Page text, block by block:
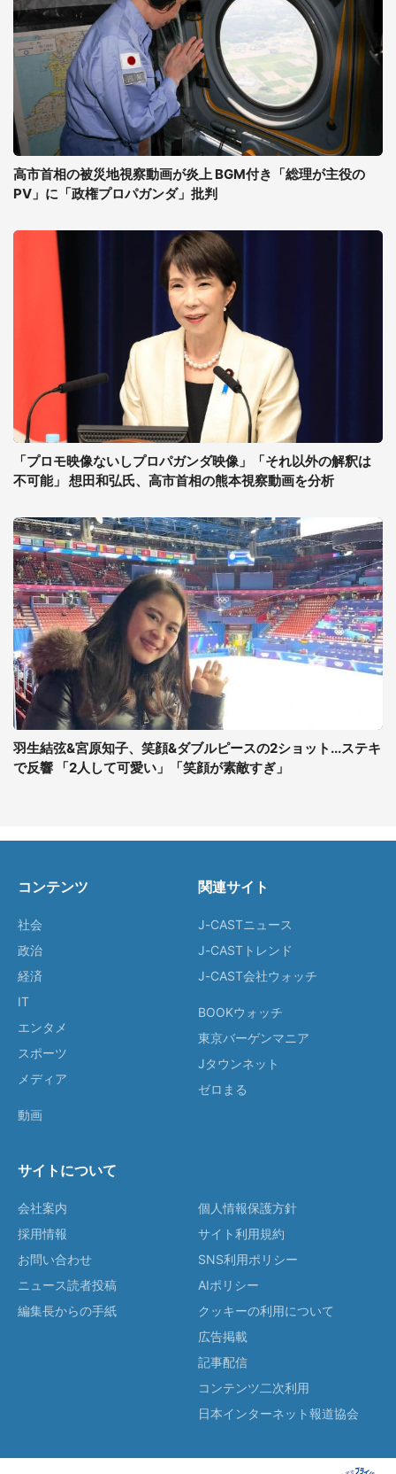
高市首相の被災地視察動画が炎上 BGM付き「総理が主役の
PV」に「政権プロパガンダ」批判
「プロモ映像ないしプロパガンダ映像」「それ以外の解釈は
不可能」 想田和弘氏、高市首相の熊本視察動画を分析
羽生結弦&宮原知子、笑顔&ダブルピースの2ショット...ステキ
で反響 「2人して可愛い」「笑顔が素敵すぎ」
コンテンツ
社会
政治
経済
IT
エンタメ
スポーツ
メディア
動画
関連サイト
J-CASTニュース
J-CASTトレンド
J-CAST会社ウォッチ
BOOKウォッチ
東京バーゲンマニア
Jタウンネット
ゼロまる
サイトについて
会社案内
採用情報
お問い合わせ
ニュース読者投稿
編集長からの手紙
個人情報保護方針
サイト利用規約
SNS利用ポリシー
AIポリシー
クッキーの利用について
広告掲載
記事配信
コンテンツ二次利用
日本インターネット報道協会